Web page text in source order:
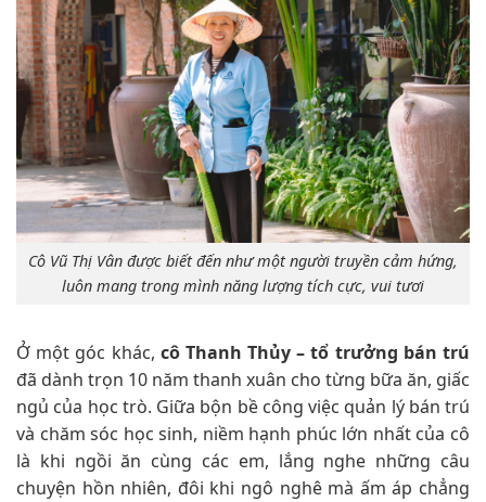
Cô Vũ Thị Vân được biết đến như một người truyền cảm hứng,
luôn mang trong mình năng lượng tích cực, vui tươi
Ở một góc khác, cô Thanh Thủy – tổ trưởng bán trú
đã dành trọn 10 năm thanh xuân cho từng bữa ăn, giấc
ngủ của học trò. Giữa bộn bề công việc quản lý bán trú
và chăm sóc học sinh, niềm hạnh phúc lớn nhất của cô
là khi ngồi ăn cùng các em, lắng nghe những câu
chuyện hồn nhiên, đôi khi ngô nghê mà ấm áp chẳng